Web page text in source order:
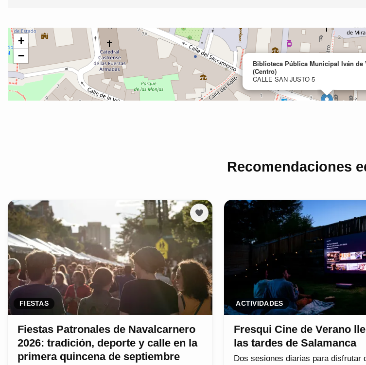
Recomendaciones
FIESTAS
Fiestas Patronales de Navalcarnero
2026: tradición, deporte y calle en la
primera quincena de septiembre
ACTIVIDADES
Fresqui Cine de Verano
las tardes de Salamanca
Dos sesiones diarias para disfrutar